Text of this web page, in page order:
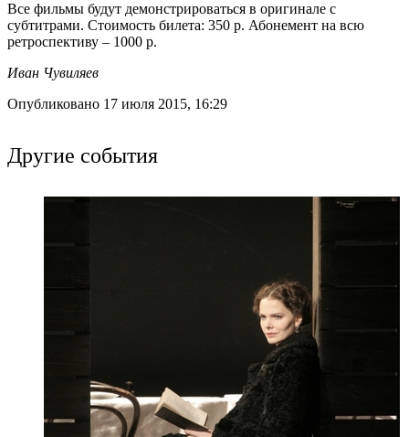
Все фильмы будут демонстрироваться в оригинале с
субтитрами. Стоимость билета: 350 р. Абонемент на всю
ретроспективу – 1000 р.
Иван Чувиляев
Опубликовано 17 июля 2015, 16:29
Другие события